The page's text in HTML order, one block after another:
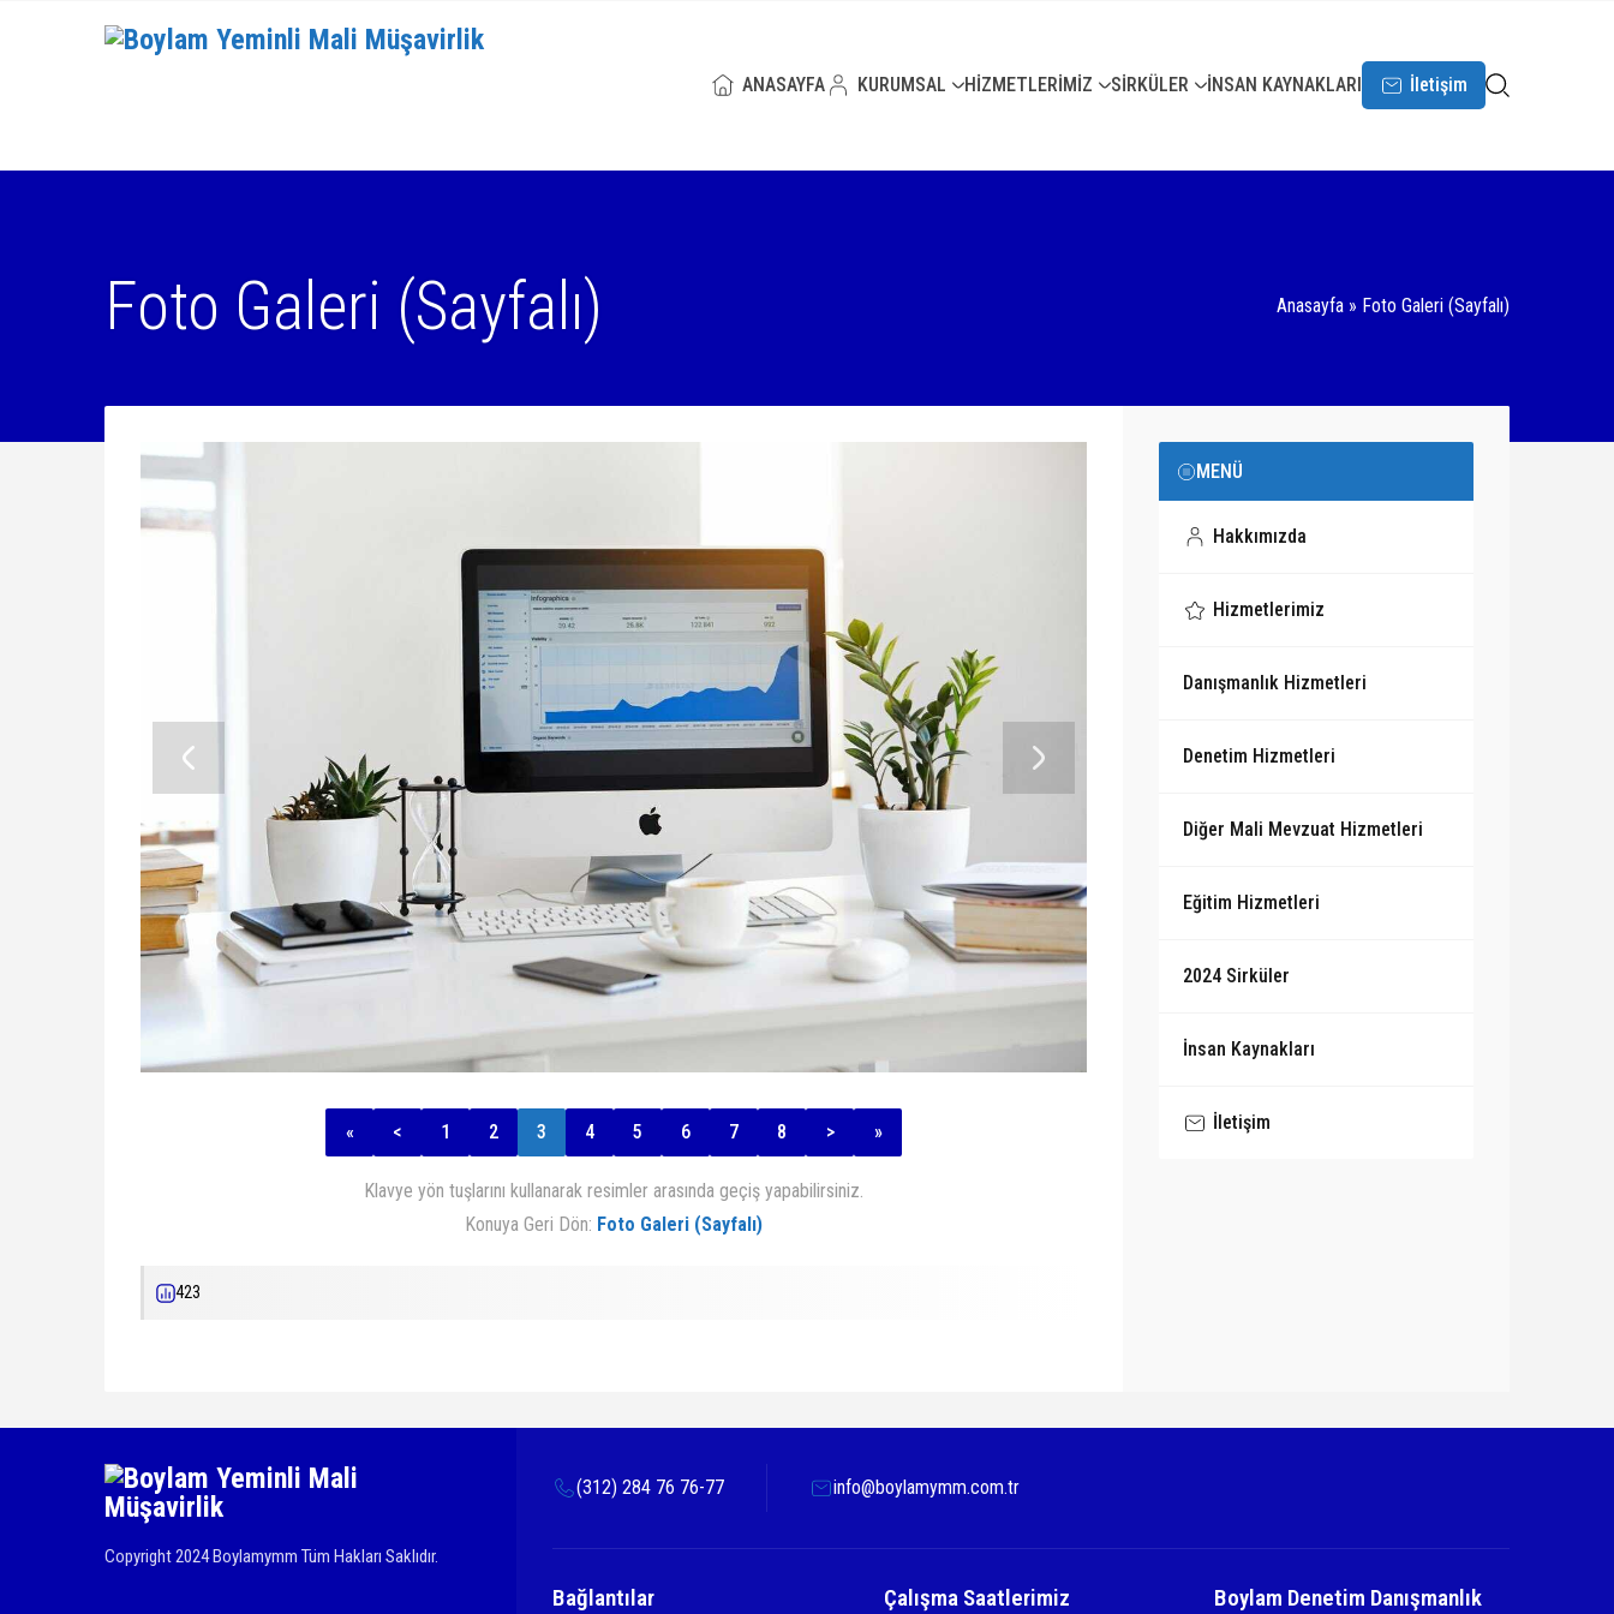
ANASAYFA KURUMSAL HİZMETLERİMİZ SİRKÜLER İNSAN KAYNAKLARI İletişim
Foto Galeri (Sayfalı) Anasayfa » Foto Galeri (Sayfalı)
« < 1 2 3 4 5 6 7 8 > »
Klavye yön tuşlarını kullanarak resimler arasında geçiş yapabilirsiniz.
Konuya Geri Dön: Foto Galeri (Sayfalı)
423
MENÜ
Hakkımızda
Hizmetlerimiz
Danışmanlık Hizmetleri
Denetim Hizmetleri
Diğer Mali Mevzuat Hizmetleri
Eğitim Hizmetleri
2024 Sirküler
İnsan Kaynakları
İletişim
Copyright 2024 Boylamymm Tüm Hakları Saklıdır.
(312) 284 76 76-77 info@boylamymm.com.tr
Bağlantılar Çalışma Saatlerimiz
Boylam Denetim Danışmanlık